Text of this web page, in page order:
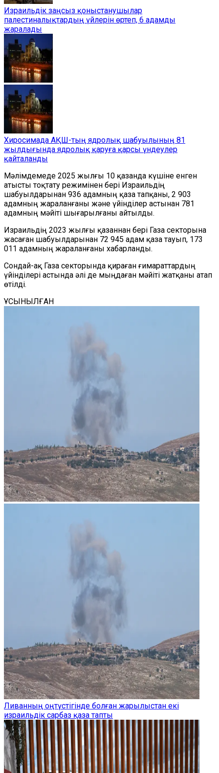
Израильдік заңсыз қоныстанушылар
палестиналықтардың үйлерін өртеп, 6 адамды
жаралады
Хиросимада АҚШ-тың ядролық шабуылының 81
жылдығында ядролық қаруға қарсы үндеулер
қайталанды
Мәлімдемеде 2025 жылғы 10 қазанда күшіне енген
атысты тоқтату режимінен бері Израильдің
шабуылдарынан 936 адамның қаза тапқаны, 2 903
адамның жараланғаны және үйінділер астынан 781
адамның мәйіті шығарылғаны айтылды.
Израильдің 2023 жылғы қазаннан бері Газа секторына
жасаған шабуылдарынан 72 945 адам қаза тауып, 173
011 адамның жараланғаны хабарланды.
Сондай-ақ Газа секторында қираған ғимараттардың
үйінділері астында әлі де мыңдаған мәйіті жатқаны атап
өтілді.
ҰСЫНЫЛҒАН
Ливанның оңтүстігінде болған жарылыстан екі
израильдік сарбаз қаза тапты